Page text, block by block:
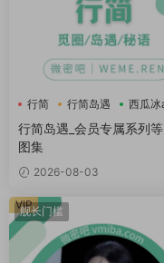
行简 行简岛遇 西瓜冰
行简岛遇_会员专属系列
图集
2026-08-03
舰长门槛
VIP